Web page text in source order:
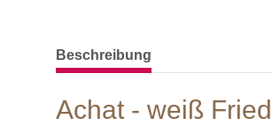
weitere Registerkarten anzeigen
Beschreibung
Achat - weiß